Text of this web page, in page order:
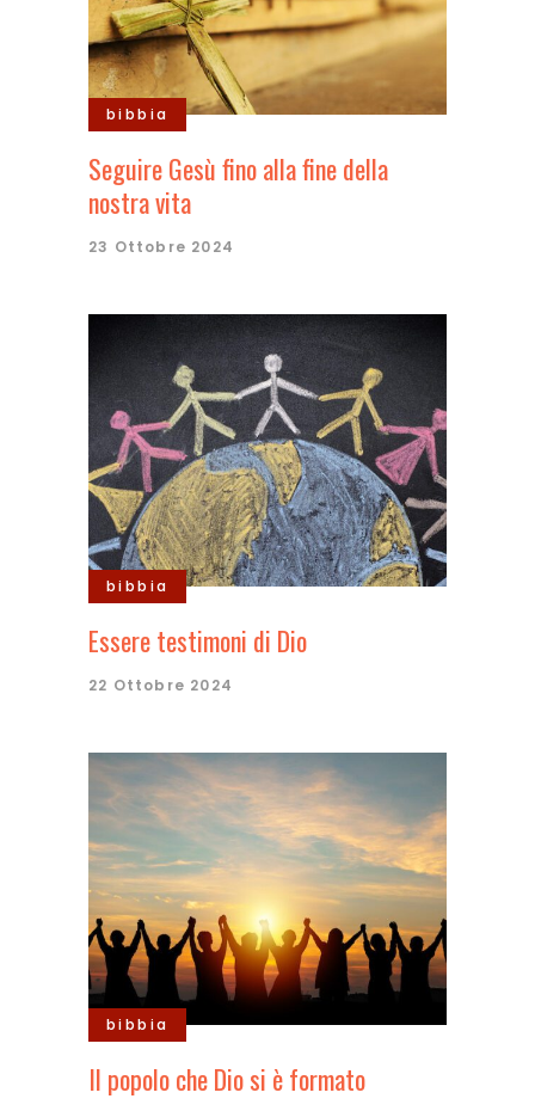
bibbia
Seguire Gesù fino alla fine della
nostra vita
23 Ottobre 2024
bibbia
Essere testimoni di Dio
22 Ottobre 2024
bibbia
Il popolo che Dio si è formato